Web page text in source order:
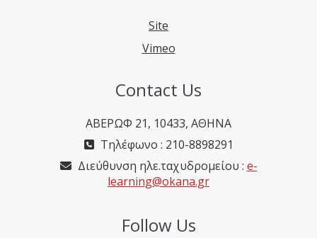
Site
Vimeo
Contact Us
ΑΒΕΡΩΦ 21, 10433, ΑΘΗΝΑ
Τηλέφωνο : 210-8898291
Διεύθυνση ηλε.ταχυδρομείου : e-
learning@okana.gr
Follow Us